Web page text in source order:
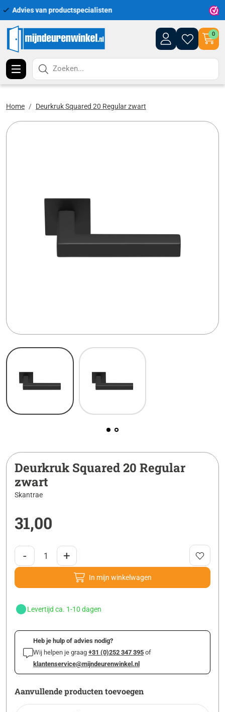
Uitgebreid assortiment uit voorraad leverbaar
0
Zoeken...
Home Deurkruk Squared 20 Regular zwart
Deurkruk Squared 20 Regular
zwart
Skantrae
31,00
- +
In mijn winkelwagen
Levertijd ca. 1-10 dagen
Heb je hulp of advies nodig?
Wij helpen je graag +31 (0)252 347 395 of
klantenservice@mijndeurenwinkel.nl
Aanvullende producten toevoegen